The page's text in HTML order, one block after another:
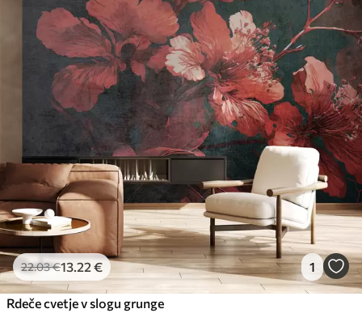
22.03€13 .22 € 1
Rdeče cvetje v slogu grunge